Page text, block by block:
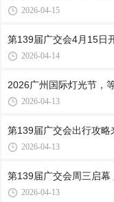
2026-04-15
第139届广交会4月15日
2026-04-14
2026广州国际灯光节，
2026-04-13
第139届广交会出行攻略
2026-04-13
第139届广交会周三启
2026-04-13